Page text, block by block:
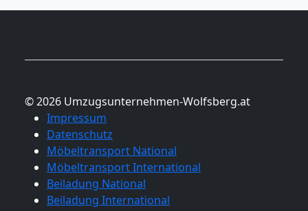
© 2026 Umzugsunternehmen-Wolfsberg.at
Impressum
Datenschutz
Möbeltransport National
Möbeltransport International
Beiladung National
Beiladung International